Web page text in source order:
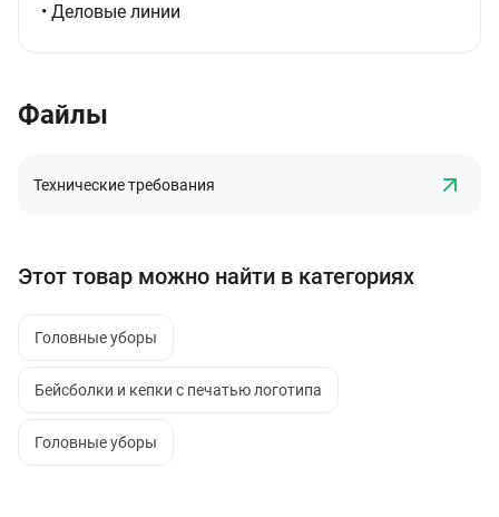
• Деловые линии
Файлы
Технические требования
Этот товар можно найти в категориях
Головные уборы
Бейсболки и кепки с печатью логотипа
Головные уборы